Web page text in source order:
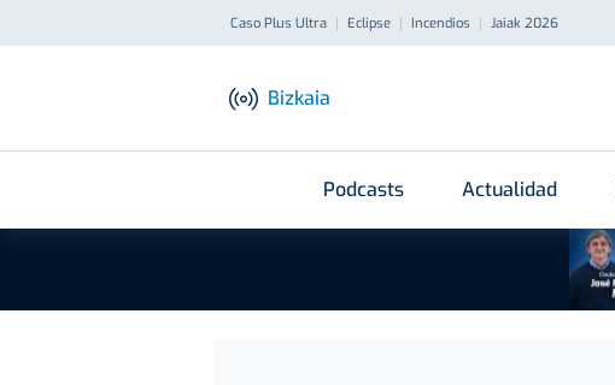
Caso Plus Ultra Eclipse Incendios Jaiak 2026
Bizkaia
Podcasts Actualidad